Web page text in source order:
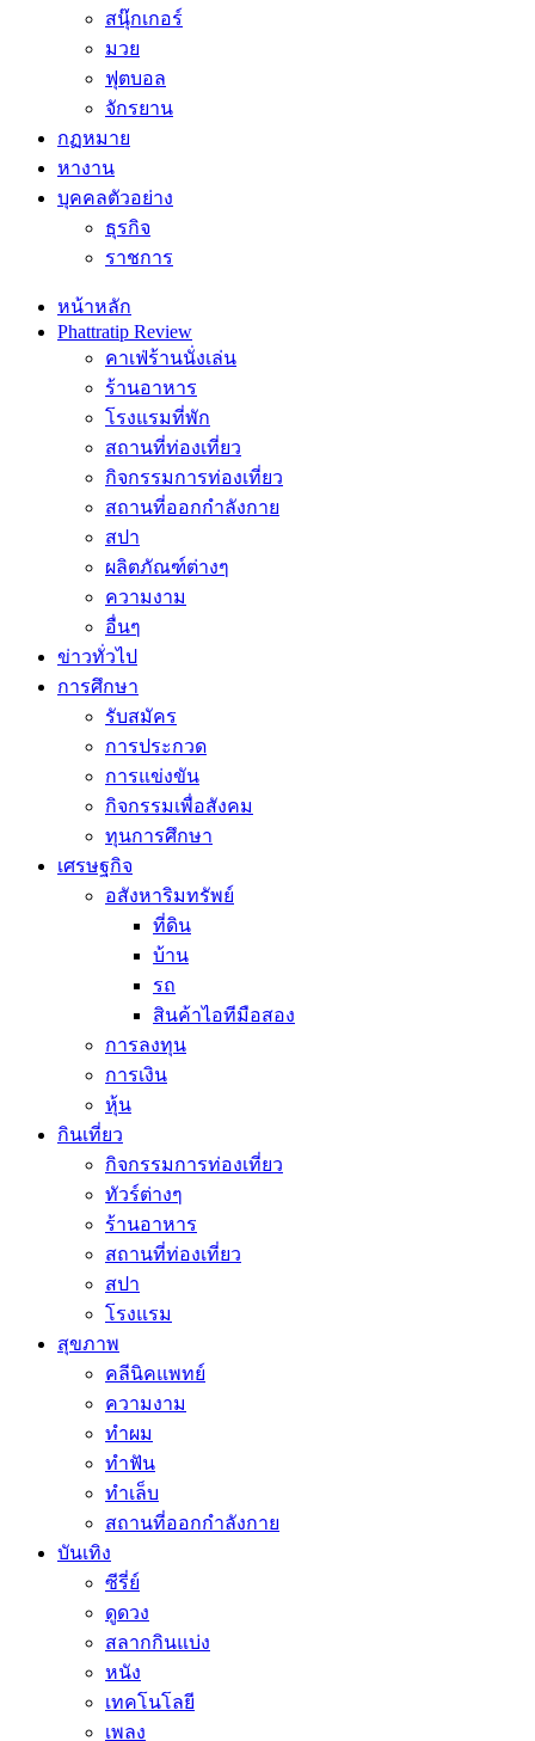
สนุ๊กเกอร์
มวย
ฟุตบอล
จักรยาน
กฏหมาย
หางาน
บุคคลตัวอย่าง
ธุรกิจ
ราชการ
หน้าหลัก
Phattratip Review
คาเฟ่ร้านนั่งเล่น
ร้านอาหาร
โรงแรมที่พัก
สถานที่ท่องเที่ยว
กิจกรรมการท่องเที่ยว
สถานที่ออกกำลังกาย
สปา
ผลิตภัณฑ์ต่างๆ
ความงาม
อื่นๆ
ข่าวทั่วไป
การศึกษา
รับสมัคร
การประกวด
การแข่งขัน
กิจกรรมเพื่อสังคม
ทุนการศึกษา
เศรษฐกิจ
อสังหาริมทรัพย์
ที่ดิน
บ้าน
รถ
สินค้าไอทีมือสอง
การลงทุน
การเงิน
หุ้น
กินเที่ยว
กิจกรรมการท่องเที่ยว
ทัวร์ต่างๆ
ร้านอาหาร
สถานที่ท่องเที่ยว
สปา
โรงแรม
สุขภาพ
คลีนิคแพทย์
ความงาม
ทำผม
ทำฟัน
ทำเล็บ
สถานที่ออกกำลังกาย
บันเทิง
ซีรี่ย์
ดูดวง
สลากกินแบ่ง
หนัง
เทคโนโลยี
เพลง